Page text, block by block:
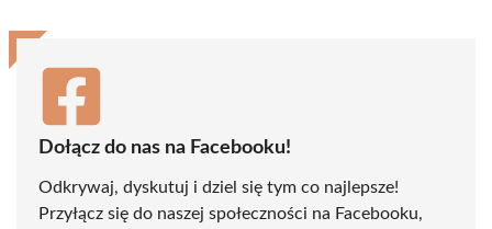
Dołącz do nas na Facebooku!
Odkrywaj, dyskutuj i dziel się tym co najlepsze!
Przyłącz się do naszej społeczności na Facebooku,